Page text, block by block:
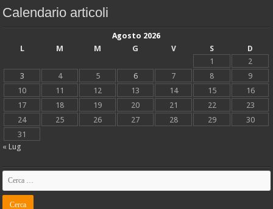
Calendario articoli
Agosto 2026
L
M M G V S
D
1
2
3
4 5 6 7 8
9
10
11 12 13 14 15
16
17
18 19 20 21 22
23
24
25 26 27 28 29
30
31
« Lug